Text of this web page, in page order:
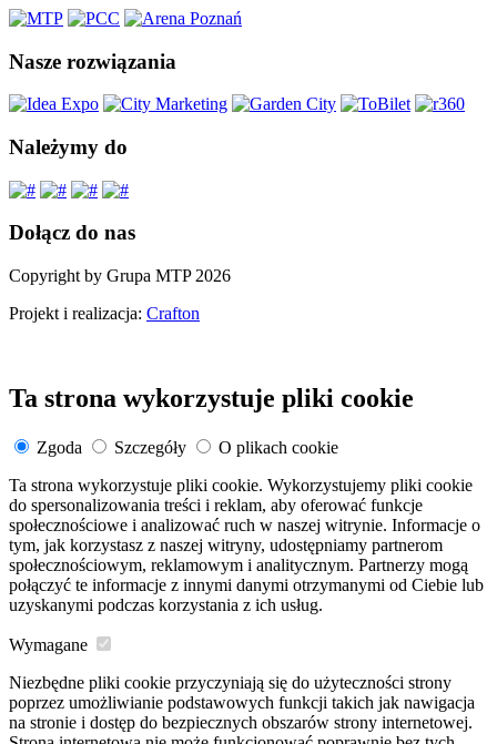
Nasze rozwiązania
Należymy do
Dołącz do nas
Copyright by Grupa MTP 2026
Projekt i realizacja: Crafton
Ta strona wykorzystuje pliki cookie
Zgoda Szczegóły
O plikach cookie
Ta strona wykorzystuje pliki cookie. Wykorzystujemy pliki cookie
do spersonalizowania treści i reklam, aby oferować funkcje
społecznościowe i analizować ruch w naszej witrynie. Informacje o
tym, jak korzystasz z naszej witryny, udostępniamy partnerom
społecznościowym, reklamowym i analitycznym. Partnerzy mogą
połączyć te informacje z innymi danymi otrzymanymi od Ciebie lub
uzyskanymi podczas korzystania z ich usług.
Wymagane
Niezbędne pliki cookie przyczyniają się do użyteczności strony
poprzez umożliwianie podstawowych funkcji takich jak nawigacja
na stronie i dostęp do bezpiecznych obszarów strony internetowej.